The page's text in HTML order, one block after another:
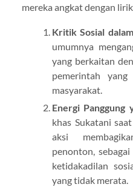
mereka angkat dengan
Kritik Sosial
umumnya
yang berkaitan
pemerintah yang
masyarakat.
Energi Panggung
khas Sukatani
aksi
penonton,
ketidakadilan
yang tidak merata.